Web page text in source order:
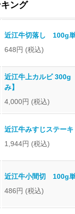
近江牛切落し 100g
648円 (税込)
近江牛上カルビ 300g
み】
4,000円 (税込)
近江牛みすじステー
1,944円 (税込)
近江牛小間切 100g
486円 (税込)